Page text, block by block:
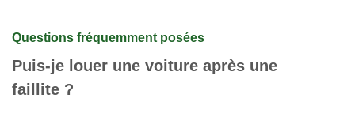
Questions fréquemment posées
Puis-je louer une voiture après une
faillite ?